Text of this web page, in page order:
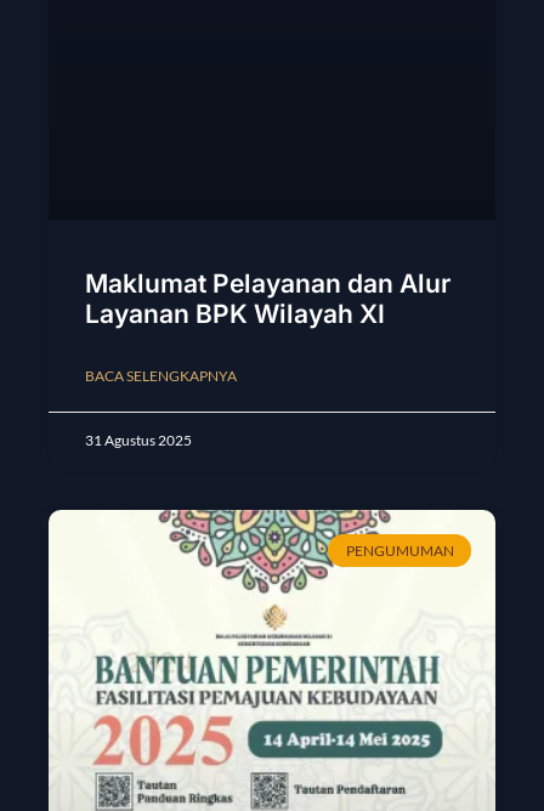
Maklumat Pelayanan dan Alur
Layanan BPK Wilayah XI
BACA SELENGKAPNYA
31 Agustus 2025
PENGUMUMAN